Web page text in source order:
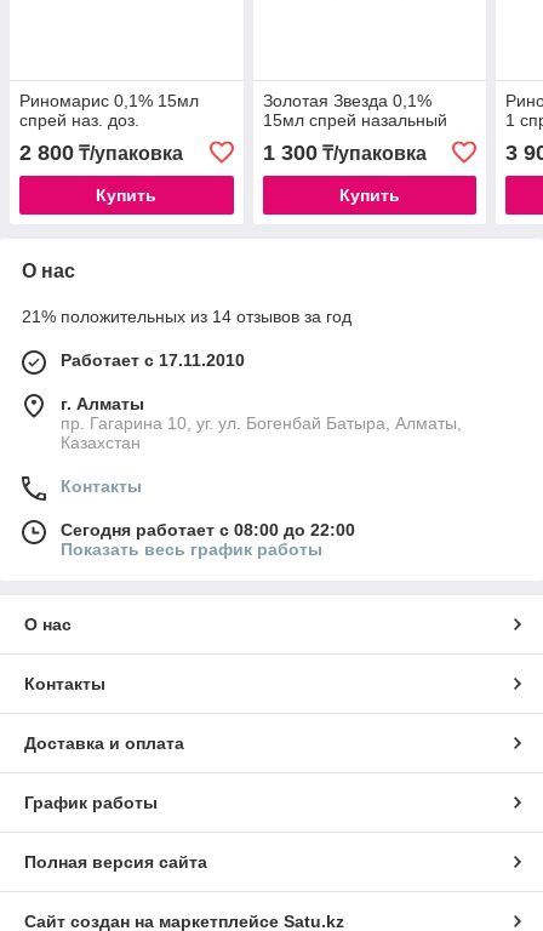
Риномарис 0,1% 15мл
спрей наз. доз.
2 800 ₸/упаковка
Купить
Золотая Звезда 0,1%
15мл спрей назальный
1 300₸/упаковка
Купить
1
3
О нас
21% положительных из 14 отзывов за год
Работает с 17.11.2010
г. Алматы
пр. Гагарина 10, уг. ул. Богенбай Батыра, Алматы,
Казахстан
Контакты
Сегодня работает с 08:00 до 22:00
Показать весь график работы
О нас
Контакты
Доставка и оплата
График работы
Полная версия сайта
Сайт создан на маркетплейсе Satu.kz